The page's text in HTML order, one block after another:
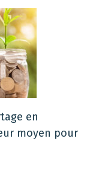
en
moyen pour